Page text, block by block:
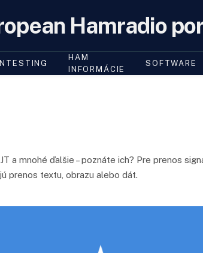
Hamradio
HAM
INFORMÁCIE
SOFTWARE
a mnohé ďalšie – poznáte ich? Pre prenos
prenos textu, obrazu alebo dát.